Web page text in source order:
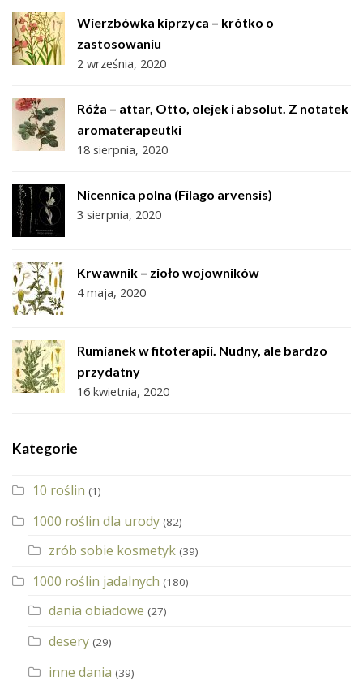
Wierzbówka kiprzyca – krótko o
zastosowaniu
2 września, 2020
Róża – attar, Otto, olejek i absolut. Z notatek
aromaterapeutki
18 sierpnia, 2020
Nicennica polna (Filago arvensis)
3 sierpnia, 2020
Krwawnik – zioło wojowników
4 maja, 2020
Rumianek w fitoterapii. Nudny, ale bardzo
przydatny
16 kwietnia, 2020
Kategorie
10 roślin (1)
1000 roślin dla urody (82)
zrób sobie kosmetyk (39)
1000 roślin jadalnych (180)
dania obiadowe (27)
desery (29)
inne dania (39)